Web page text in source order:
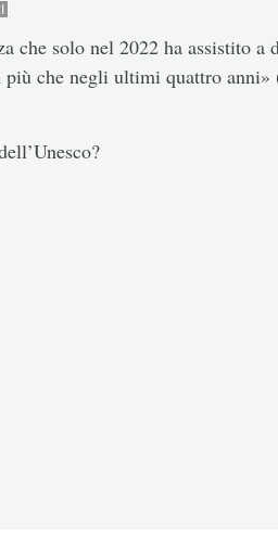
solo nel 2022 ha assistito a
che negli ultimi quattro